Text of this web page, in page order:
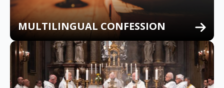
MULTILINGUAL CONFESSION